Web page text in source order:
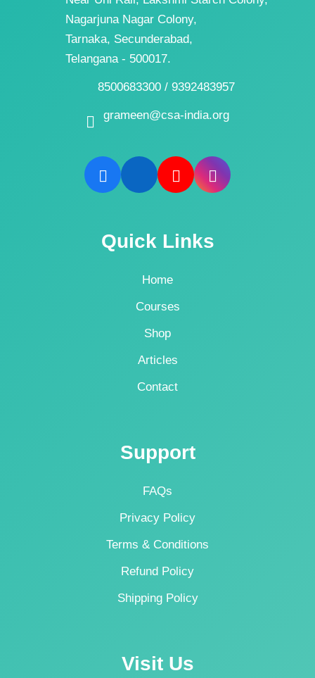
Nagarjuna Nagar Colony,
Tarnaka, Secunderabad,
Telangana - 500017.
8500683300 / 9392483957
grameen@csa-india.org
Quick Links
Home
Courses
Shop
Articles
Contact
Support
FAQs
Privacy Policy
Terms & Conditions
Refund Policy
Shipping Policy
Visit Us